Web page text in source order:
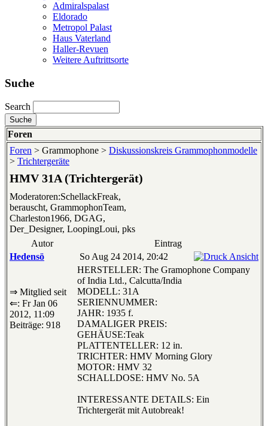
Admiralspalast
Eldorado
Metropol Palast
Haus Vaterland
Haller-Revuen
Weitere Auftrittsorte
Suche
Search
Foren
Foren > Grammophone > Diskussionskreis Grammophonmodelle
> Trichtergeräte
HMV 31A (Trichtergerät)
Moderatoren:SchellackFreak,
berauscht, GrammophonTeam,
Charleston1966, DGAG,
Der_Designer, LoopingLoui, pks
Autor
Eintrag
Hedensö
So Aug 24 2014, 20:42
⇒ Mitglied seit
⇐: Fr Jan 06
2012, 11:09
Beiträge: 918
HERSTELLER: The Gramophone Company
of India Ltd., Calcutta/India
MODELL: 31A
SERIENNUMMER:
JAHR: 1935 f.
DAMALIGER PREIS:
GEHÄUSE:Teak
PLATTENTELLER: 12 in.
TRICHTER: HMV Morning Glory
MOTOR: HMV 32
SCHALLDOSE: HMV No. 5A
INTERESSANTE DETAILS: Ein
Trichtergerät mit Autobreak!